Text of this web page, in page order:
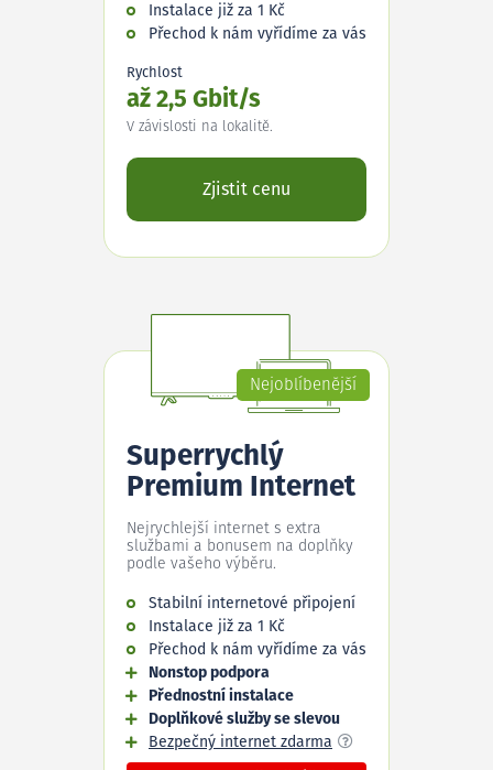
Instalace již za 1 Kč
Přechod k nám vyřídíme za vás
Rychlost
až 2,5 Gbit/s
V závislosti na lokalitě.
Zjistit cenu
Nejoblíbenější
Superrychlý
Premium Internet
Nejrychlejší internet s extra
službami a bonusem na doplňky
podle vašeho výběru.
Stabilní internetové připojení
Instalace již za 1 Kč
Přechod k nám vyřídíme za vás
Nonstop podpora
Přednostní instalace
Doplňkové služby se slevou
Bezpečný internet zdarma